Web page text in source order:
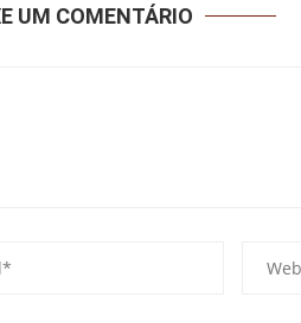
UM COMENTÁRIO